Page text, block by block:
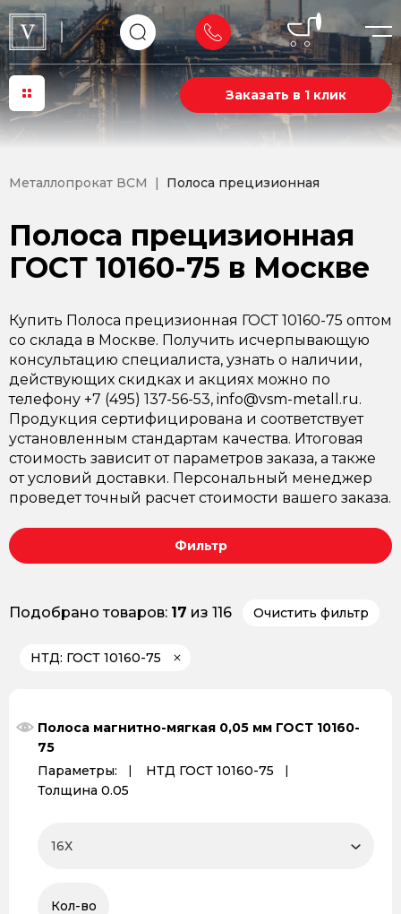
Заказать в 1 клик
Металлопрокат ВСМ Полоса прецизионная
Полоса прецизионная
ГОСТ 10160-75 в Москве
Купить Полоса прецизионная ГОСТ 10160-75 оптом
со склада в Москве. Получить исчерпывающую
консультацию специалиста, узнать о наличии,
действующих скидках и акциях можно по
телефону +7 (495) 137-56-53, info@vsm-metall.ru.
Продукция сертифицирована и соответствует
установленным стандартам качества. Итоговая
стоимость зависит от параметров заказа, а также
от условий доставки. Персональный менеджер
проведет точный расчет стоимости вашего заказа.
Фильтр
Подобрано товаров: 17 из 116 Очистить фильтр
НТД: ГОСТ 10160-75
Полоса магнитно-мягкая 0,05 мм ГОСТ 10160-
75
Параметры:
НТД ГОСТ 10160-75
Толщина 0.05